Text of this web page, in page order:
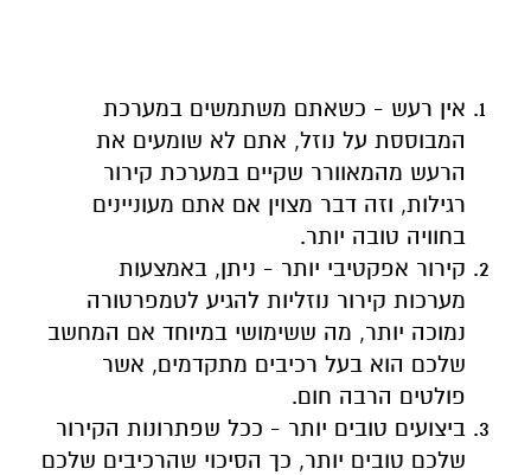
אין רעש - כשאתם משתמשים במערכת
המבוססת על נוזל, אתם לא שומעים את
הרעש מהמאוורר שקיים במערכת קירור
רגילות, וזה דבר מצוין אם אתם מעוניינים
בחוויה טובה יותר.
קירור אפקטיבי יותר - ניתן, באמצעות
מערכות קירור נוזליות להגיע לטמפרטורה
נמוכה יותר, מה ששימושי במיוחד אם המחשב
שלכם הוא בעל רכיבים מתקדמים, אשר
פולטים הרבה חום.
ביצועים טובים יותר - ככל שפתרונות הקירור
שלכם טובים יותר, כך הסיכוי שהרכיבים שלכם